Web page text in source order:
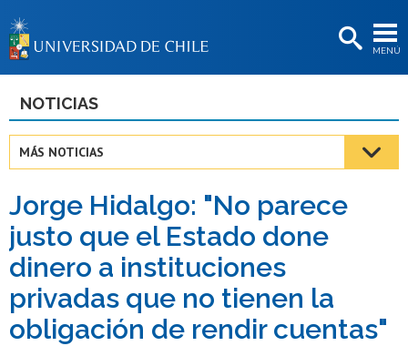
MENÚ
BIBLIOTECAS
Estudiantes
Académicas/os
Funcionarias/os
Egresadas/os
NOTICIAS
MÁS NOTICIAS
Jorge Hidalgo: "No parece
justo que el Estado done
dinero a instituciones
privadas que no tienen la
obligación de rendir cuentas"